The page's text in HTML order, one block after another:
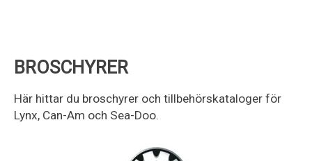
BROSCHYRER
Här hittar du broschyrer och tillbehörskataloger för
Lynx, Can-Am och Sea-Doo.